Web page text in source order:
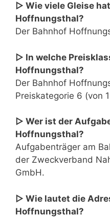
▷ Wie viele Gleise
Hoffnungsthal?
Der Bahnhof
▷ In welche
Hoffnungsthal?
Der Bahnhof
Preiskategorie 6 (von
▷ Wer ist der
Hoffnungsthal?
Aufgabenträger am
der Zweckverband
GmbH.
▷ Wie lautet die
Hoffnungsthal?